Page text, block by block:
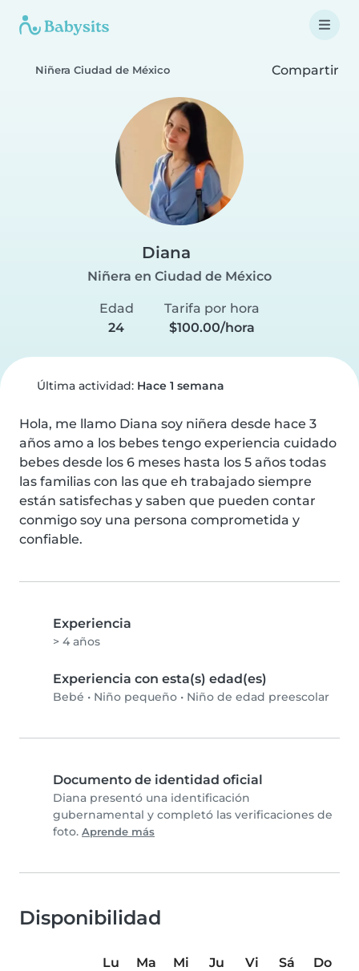
Niñera Ciudad de México Compartir
Diana
Niñera en Ciudad de México
Edad
24
Tarifa por hora
$100.00/hora
Última actividad: Hace 1 semana
Hola, me llamo Diana soy niñera desde hace 3
años amo a los bebes tengo experiencia cuidado
bebes desde los 6 meses hasta los 5 años todas
las familias con las que eh trabajado siempre
están satisfechas y saben que pueden contar
conmigo soy una persona comprometida y
confiable.
Experiencia
> 4 años
Experiencia con esta(s) edad(es)
Bebé • Niño pequeño • Niño de edad preescolar
Documento de identidad oficial
Diana presentó una identificación
gubernamental y completó las verificaciones de
foto. Aprende más
Disponibilidad
Lu Ma Mi Ju Vi Sá
Do